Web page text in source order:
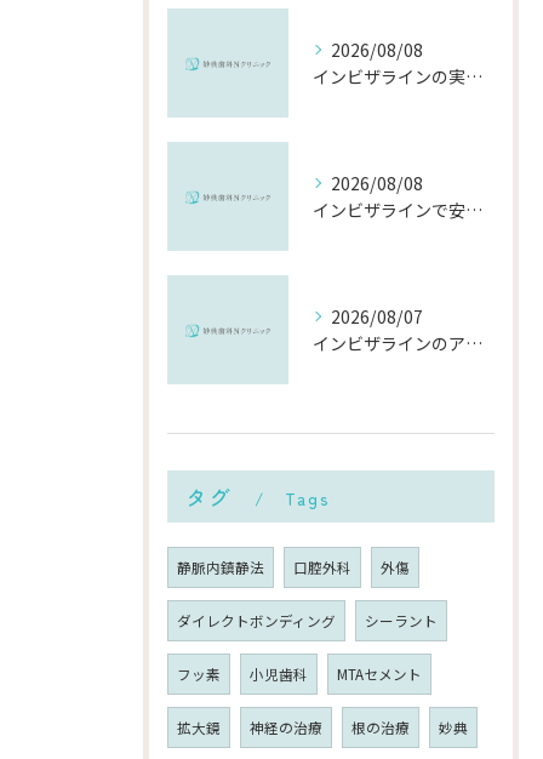
2026/08/08
インビザラインの実績で選ぶ千葉県市川市の安心できる矯正歯科の比較ポイント
2026/08/08
インビザラインで安い千葉県市川市の総額費用と選び方を徹底解説
2026/08/07
インビザラインのアフターケアを千葉県市川市で安心して受ける費用や再治療の流れ徹底解説
タグ Tags
静脈内鎮静法 口腔外科 外傷
ダイレクトボンディング シーラント
フッ素 小児歯科 MTAセメント
拡大鏡 神経の治療 根の治療 妙典